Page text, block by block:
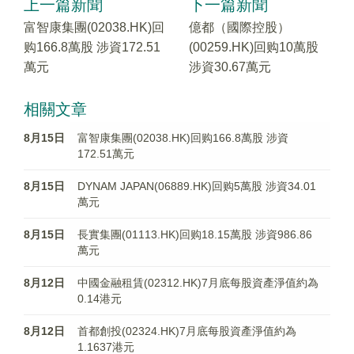
上一篇新聞
富智康集團(02038.HK)回
购166.8萬股 涉資172.51
萬元
下一篇新聞
億都（國際控股）
(00259.HK)回购10萬股
涉資30.67萬元
相關文章
8月15日
富智康集團(02038.HK)回购166.8萬股 涉資
172.51萬元
8月15日
DYNAM JAPAN(06889.HK)回购5萬股 涉資34.01
萬元
8月15日
長實集團(01113.HK)回购18.15萬股 涉資986.86
萬元
8月12日
中國金融租賃(02312.HK)7月底每股資產淨值約為
0.14港元
8月12日
首都創投(02324.HK)7月底每股資產淨值約為
1.1637港元